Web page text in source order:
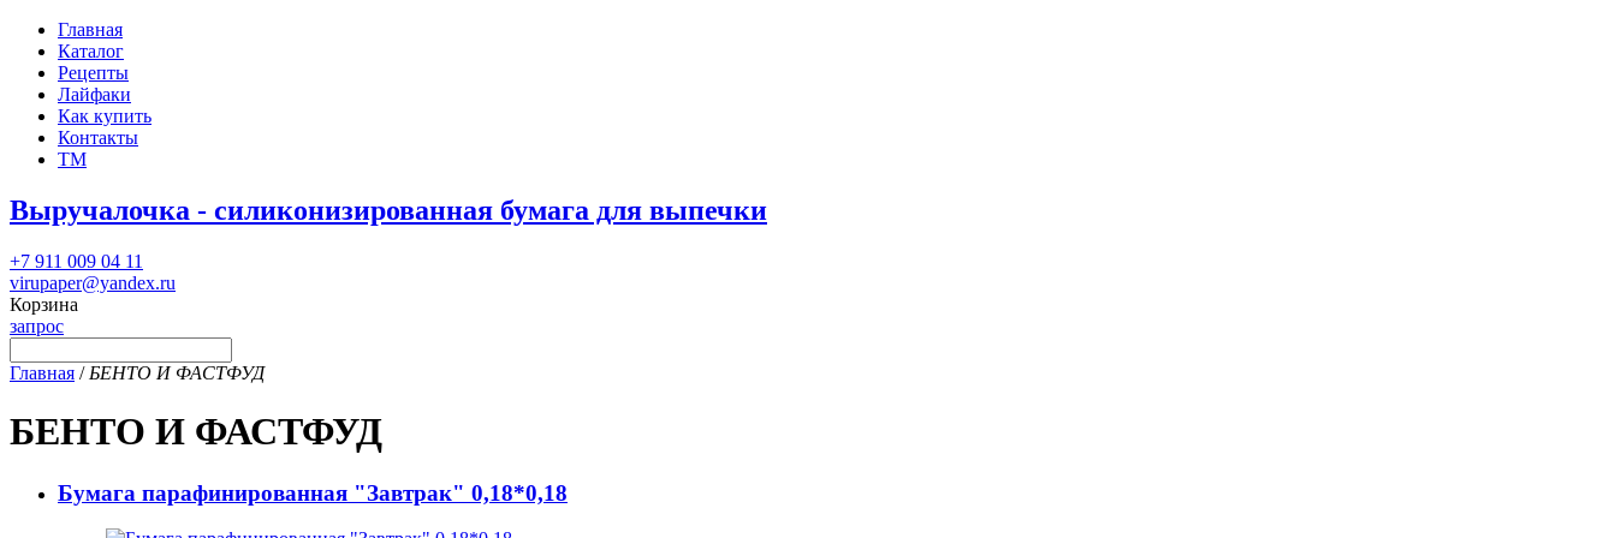
Главная
Каталог
Рецепты
Лайфаки
Как купить
Контакты
ТМ
Выручалочка - силиконизированная бумага для выпечки
+7 911 009 04 11
virupaper@yandex.ru
Корзина
запрос
Главная / БЕНТО И ФАСТФУД
БЕНТО И ФАСТФУД
Бумага парафинированная "Завтрак" 0,18*0,18